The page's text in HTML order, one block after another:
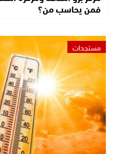
فمن يحاسب من؟
مستجدات